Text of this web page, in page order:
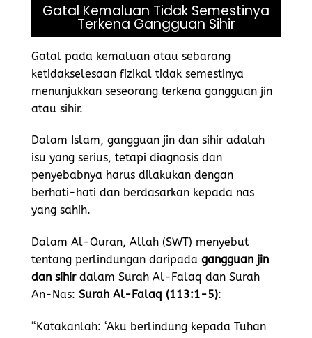
Gatal Kemaluan Tidak Semestinya
Terkena Gangguan Sihir
Gatal pada kemaluan atau sebarang
ketidakselesaan fizikal tidak semestinya
menunjukkan seseorang terkena gangguan jin
atau sihir.
Dalam Islam, gangguan jin dan sihir adalah
isu yang serius, tetapi diagnosis dan
penyebabnya harus dilakukan dengan
berhati-hati dan berdasarkan kepada nas
yang sahih.
Dalam Al-Quran, Allah (SWT) menyebut
tentang perlindungan daripada gangguan jin
dan sihirdalam Surah Al-Falaq dan Surah
An-Nas: Surah Al-Falaq (113:1-5):
“Katakanlah: ‘Aku berlindung kepada Tuhan